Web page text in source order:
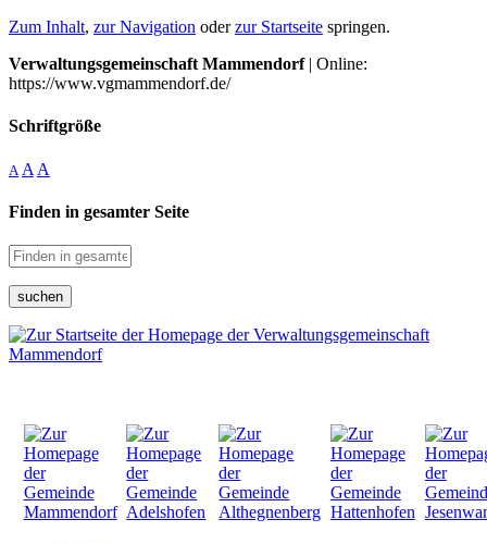
Zum Inhalt, zur Navigation oderzur Startseite springen.
Verwaltungsgemeinschaft Mammendorf| Online:
https://www.vgmammendorf.de/
Schriftgröße
A A A
Finden in gesamter Seite
suchen